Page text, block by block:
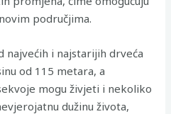
područjima.
najvećih i najstarijih drveća
od 115 metara, a
mogu živjeti i nekoliko
dužinu života,